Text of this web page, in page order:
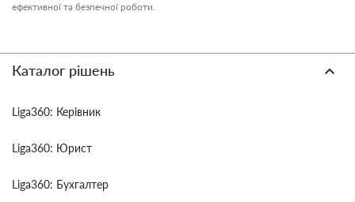
ефективної та безпечної роботи.
Каталог рішень
Liga360: Керівник
Liga360: Юрист
Liga360: Бухгалтер